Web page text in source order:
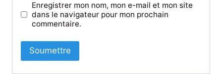
Enregistrer mon nom, mon e-mail et mon site
dans le navigateur pour mon prochain
commentaire.